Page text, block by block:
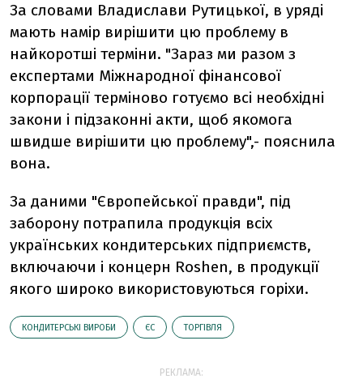
За словами Владислави Рутицької, в уряді
мають намір вирішити цю проблему в
найкоротші терміни. "Зараз ми разом з
експертами Міжнародної фінансової
корпорації терміново готуємо всі необхідні
закони і підзаконні акти, щоб якомога
швидше вирішити цю проблему",- пояснила
вона.
За даними "Європейської правди", під
заборону потрапила продукція всіх
українських кондитерських підприємств,
включаючи і концерн Roshen, в продукції
якого широко використовуються горіхи.
КОНДИТЕРСЬКІ ВИРОБИ ЄС ТОРГІВЛЯ
РЕКЛАМА: